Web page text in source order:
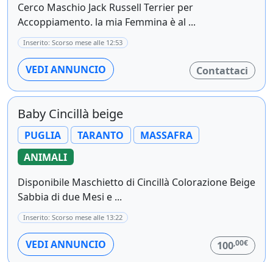
Cerco Maschio Jack Russell Terrier per
Accoppiamento. la mia Femmina è al ...
Inserito: Scorso mese alle 12:53
VEDI ANNUNCIO Contattaci
Baby Cincillà beige
PUGLIA TARANTO
MASSAFRA
ANIMALI
Disponibile Maschietto di Cincillà Colorazione Beige
Sabbia di due Mesi e ...
Inserito: Scorso mese alle 13:22
VEDI ANNUNCIO 100,00€